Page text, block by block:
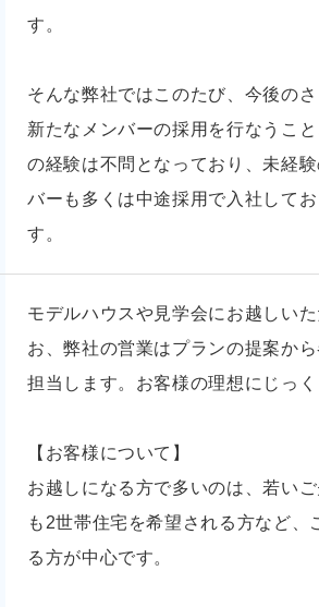
す。
そんな弊社ではこのたび、今後の
新たなメンバーの採用を行なうこ
の経験は不問となっており、未経
バーも多くは中途採用で入社して
す。
モデルハウスや見学会にお越しい
お、弊社の営業はプランの提案か
担当します。お客様の理想にじっ
【お客様について】
お越しになる方で多いのは、若い
も2世帯住宅を希望される方など
る方が中心です。